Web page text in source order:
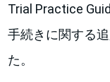
Trial Practice
手続きに関する
た。